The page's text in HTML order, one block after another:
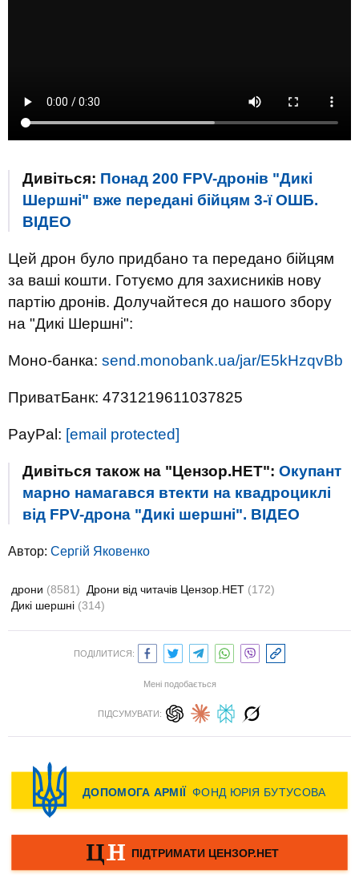
Дивіться: Понад 200 FPV-дронів "Дикі
Шершні" вже передані бійцям 3-ї ОШБ.
ВIДЕО
Цей дрон було придбано та передано бійцям
за ваші кошти. Готуємо для захисників нову
партію дронів. Долучайтеся до нашого збору
на "Дикі Шершні":
Моно-банка: send.monobank.ua/jar/E5kHzqvBb
ПриватБанк: 4731219611037825
PayPal: [email protected]
Дивіться також на "Цензор.НЕТ": Окупант
марно намагався втекти на квадроциклі
від FPV-дрона "Дикі шершні". ВIДЕО
Автор: Сергій Яковенко
дрони (8581) Дрони від читачів Цензор.НЕТ (172)
Дикі шершні (314)
ПОДІЛИТИСЯ:
Мені подобається
ПІДСУМУВАТИ: